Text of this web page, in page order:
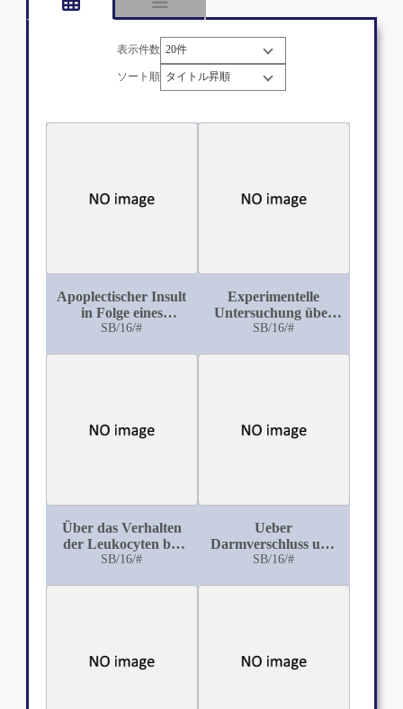
表示件数
ソート順
Apoplectischer Insult
in Folge eines
Erweichungsherdes in
SB/16/#
Experimentelle
Untersuchung über
Erfrierung
SB/16/#
Über das Verhalten
der Leukocyten bei
gynäkologischen
SB/16/#
Ueber
Darmverschluss und
Darmparalyse,
SB/16/#